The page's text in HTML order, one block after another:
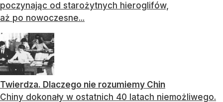
poczynając od starożytnych hieroglifów,
aż po nowoczesne...
Twierdza. Dlaczego nie rozumiemy Chin
Chiny dokonały w ostatnich 40 latach niemożliwego.